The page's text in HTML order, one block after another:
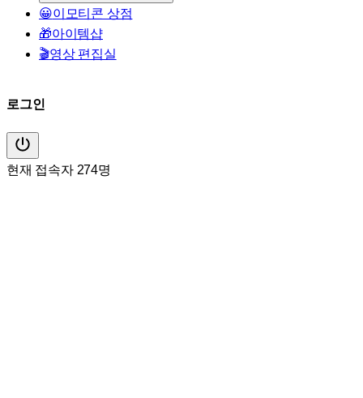
😀이모티콘 상점
🎁아이템샵
🎬영상 편집실
로그인
현재 접속자 274명